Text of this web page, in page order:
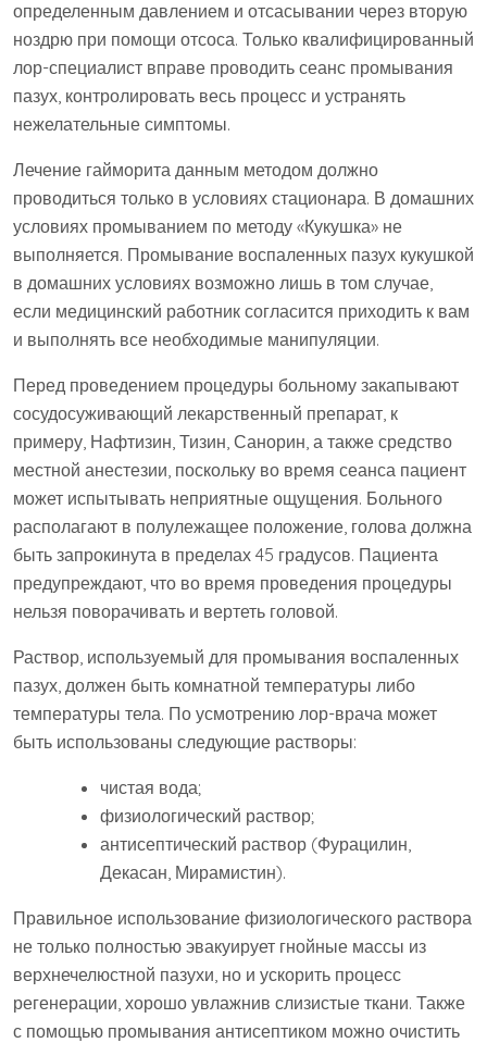
определенным давлением и отсасывании через вторую
ноздрю при помощи отсоса. Только квалифицированный
лор-специалист вправе проводить сеанс промывания
пазух, контролировать весь процесс и устранять
нежелательные симптомы.
Лечение гайморита данным методом должно
проводиться только в условиях стационара. В домашних
условиях промыванием по методу «Кукушка» не
выполняется. Промывание воспаленных пазух кукушкой
в домашних условиях возможно лишь в том случае,
если медицинский работник согласится приходить к вам
и выполнять все необходимые манипуляции.
Перед проведением процедуры больному закапывают
сосудосуживающий лекарственный препарат, к
примеру, Нафтизин, Тизин, Санорин, а также средство
местной анестезии, поскольку во время сеанса пациент
может испытывать неприятные ощущения. Больного
располагают в полулежащее положение, голова должна
быть запрокинута в пределах 45 градусов. Пациента
предупреждают, что во время проведения процедуры
нельзя поворачивать и вертеть головой.
Раствор, используемый для промывания воспаленных
пазух, должен быть комнатной температуры либо
температуры тела. По усмотрению лор-врача может
быть использованы следующие растворы:
чистая вода;
физиологический раствор;
антисептический раствор (Фурацилин,
Декасан, Мирамистин).
Правильное использование физиологического раствора
не только полностью эвакуирует гнойные массы из
верхнечелюстной пазухи, но и ускорить процесс
регенерации, хорошо увлажнив слизистые ткани. Также
с помощью промывания антисептиком можно очистить